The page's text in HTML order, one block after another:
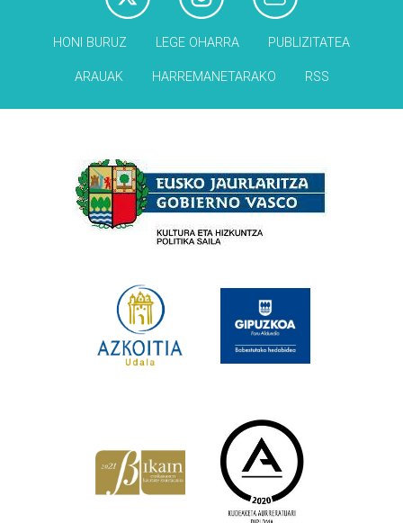
HONI BURUZ LEGE OHARRA PUBLIZITATEA
ARAUAK HARREMANETARAKO RSS